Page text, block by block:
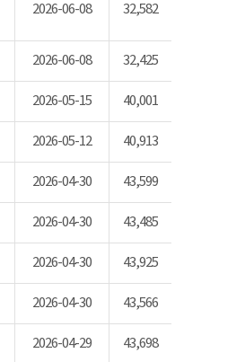
2026-06-08 32,582
2026-06-08 32,425
2026-05-15 40,001
2026-05-12 40,913
2026-04-30 43,599
2026-04-30 43,485
2026-04-30 43,925
2026-04-30 43,566
2026-04-29 43,698